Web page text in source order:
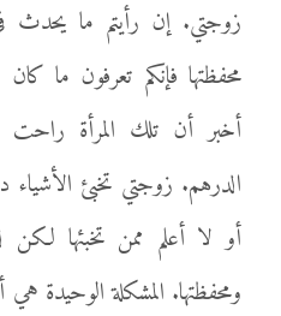
زوجتي. إن رأيتم ما يحدث
محفظتها فإنكم تعرفون ما
أخبر أن تلك المرأة
الدرهم. زوجتي تخبئ الأشياء
أو لا أعلم ممن تخبئها لكن
ومحفظتها. المشكلة الوحيدة هي